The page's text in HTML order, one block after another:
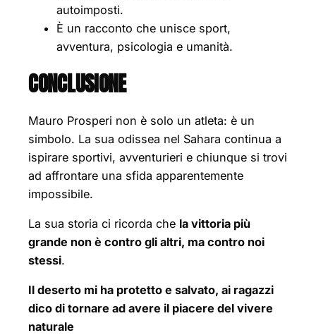
autoimposti.
È un racconto che unisce sport,
avventura, psicologia e umanità.
CONCLUSIONE
Mauro Prosperi non è solo un atleta: è un
simbolo. La sua odissea nel Sahara continua a
ispirare sportivi, avventurieri e chiunque si trovi
ad affrontare una sfida apparentemente
impossibile.
La sua storia ci ricorda che la vittoria più
grande non è contro gli altri, ma contro noi
stessi.
Il deserto mi ha protetto e salvato, ai ragazzi
dico di tornare ad avere il piacere del vivere
naturale